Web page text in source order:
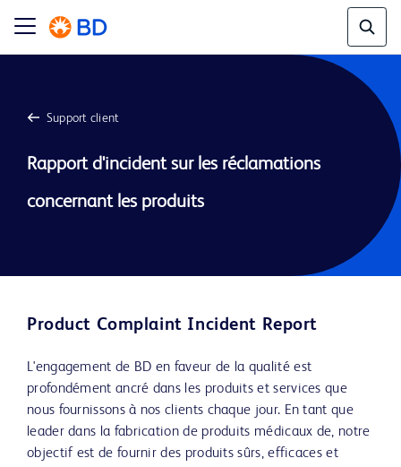
Support client
Rapport d'incident sur les réclamations
Product Complaint Incident Report
L'engagement de BD en faveur de la qualité est
profondément ancré dans les produits et services que
nous fournissons à nos clients chaque jour. En tant que
leader dans la fabrication de produits médicaux de, notre
objectif est de fournir des produits sûrs, efficaces et